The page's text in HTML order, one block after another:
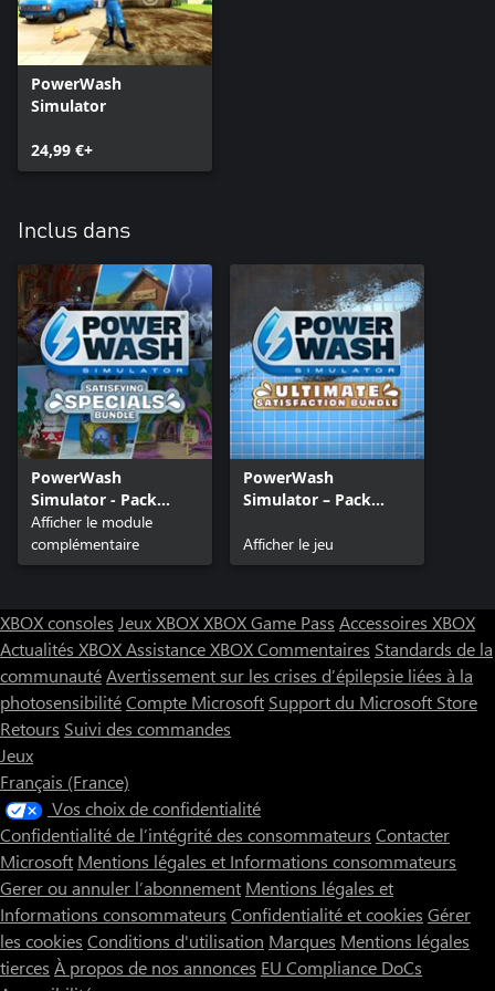
PowerWash
Simulator
24,99 €+
Inclus dans
PowerWash
Simulator - Pack
Satisfying Specials
Afficher le module
complémentaire
PowerWash
Simulator – Pack
Afficher le jeu
XBOX consoles Jeux XBOXXBOX Game Pass Accessoires XBOX
Actualités XBOXAssistance XBOXCommentaires Standards de la
communautéAvertissement sur les crises d’épilepsie liées à la
photosensibilitéCompte Microsoft Support du Microsoft Store
Retours Suivi des commandes
Jeux
Français (France)
Vos choix de confidentialité
Confidentialité de l’intégrité des consommateurs Contacter
Microsoft Mentions légales et Informations consommateurs
Gerer ou annuler l’abonnement Mentions légales et
Informations consommateurs Confidentialité et cookies Gérer
les cookies Conditions d'utilisation Marques Mentions légales
tierces À propos de nos annonces EU Compliance DoCs